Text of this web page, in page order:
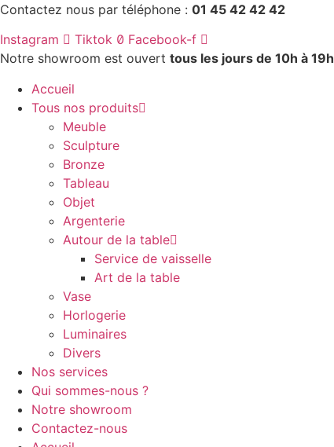
Aller
contenu
Contactez nous par téléphone : 01 45 42 42 42
Instagram
Tiktok
Facebook-f
Notre showroom est ouvert tous les jours de 10h à 19h
Accueil
Tous nos produits
Meuble
Sculpture
Bronze
Tableau
Objet
Argenterie
Autour de la table
Service de vaisselle
Art de la table
Vase
Horlogerie
Luminaires
Divers
Nos services
Qui sommes-nous ?
Notre showroom
Contactez-nous